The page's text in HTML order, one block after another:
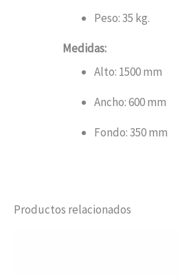
Peso: 35 kg.
Medidas:
Alto: 1500 mm
Ancho: 600 mm
Fondo: 350 mm
Productos relacionados